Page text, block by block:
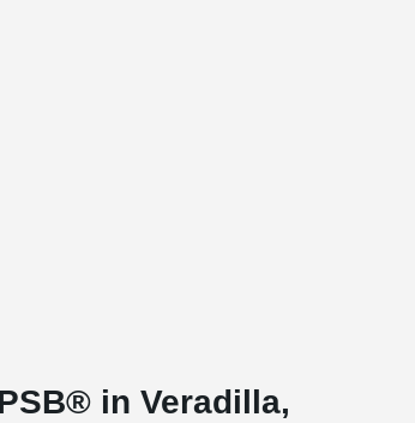
in Veradilla,